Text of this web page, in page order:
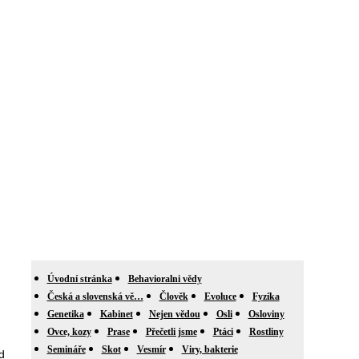
Úvodní stránka
Behavioralni vědy
Česká a slovenská vě…
Člověk Evoluce
Fyzika
Genetika
Kabinet Nejen vědou Osli
Osloviny
Ovce, kozy
Prase Přečetli jsme Ptáci
Rostliny
Semináře
Skot Vesmír
Viry, bakterie